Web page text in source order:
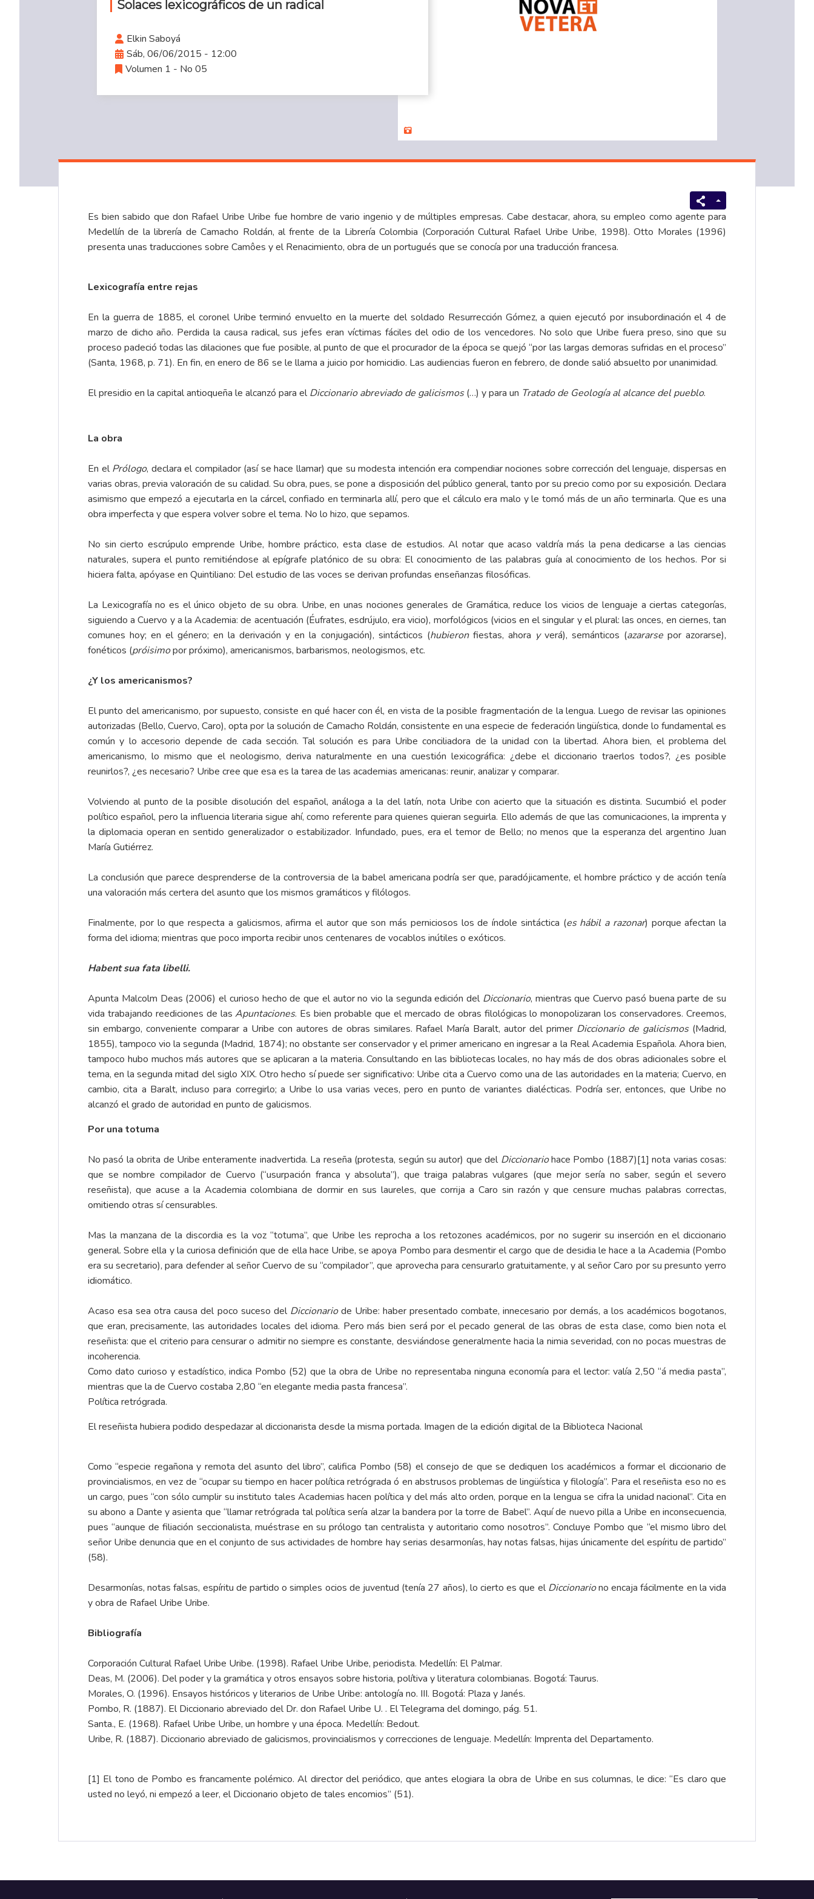
Solaces lexicográficos de un radical
Elkin Saboyá
Sáb, 06/06/2015 - 12:00
Volumen 1 - No 05
Es bien sabido que don Rafael Uribe Uribe fue hombre de vario ingenio y de múltiples empresas. Cabe destacar, ahora, su empleo como agente para
Medellín de la librería de Camacho Roldán, al frente de la Librería Colombia (Corporación Cultural Rafael Uribe Uribe, 1998). Otto Morales (1996)
presenta unas traducciones sobre Camôes y el Renacimiento, obra de un portugués que se conocía por una traducción francesa.
Lexicografía entre rejas
En la guerra de 1885, el coronel Uribe terminó envuelto en la muerte del soldado Resurrección Gómez, a quien ejecutó por insubordinación el 4 de
marzo de dicho año. Perdida la causa radical, sus jefes eran víctimas fáciles del odio de los vencedores. No solo que Uribe fuera preso, sino que su
proceso padeció todas las dilaciones que fue posible, al punto de que el procurador de la época se quejó “por las largas demoras sufridas en el proceso”
(Santa, 1968, p. 71). En fin, en enero de 86 se le llama a juicio por homicidio. Las audiencias fueron en febrero, de donde salió absuelto por unanimidad.
El presidio en la capital antioqueña le alcanzó para elDiccionario abreviado de galicismos(…) y para un Tratado de Geología al alcance del pueblo.
La obra
En elPrólogo, declara el compilador (así se hace llamar) que su modesta intención era compendiar nociones sobre corrección del lenguaje, dispersas en
varias obras, previa valoración de su calidad. Su obra, pues, se pone a disposición del público general, tanto por su precio como por su exposición. Declara
asimismo que empezó a ejecutarla en la cárcel, confiado en terminarla allí, pero que el cálculo era malo y le tomó más de un año terminarla. Que es una
obra imperfecta y que espera volver sobre el tema. No lo hizo, que sepamos.
No sin cierto escrúpulo emprende Uribe, hombre práctico, esta clase de estudios. Al notar que acaso valdría más la pena dedicarse a las ciencias
naturales, supera el punto remitiéndose al epígrafe platónico de su obra: El conocimiento de las palabras guía al conocimiento de los hechos. Por si
hiciera falta, apóyase en Quintiliano: Del estudio de las voces se derivan profundas enseñanzas filosóficas.
La Lexicografía no es el único objeto de su obra. Uribe, en unas nociones generales de Gramática, reduce los vicios de lenguaje a ciertas categorías,
siguiendo a Cuervo y a la Academia: de acentuación (Éufrates, esdrújulo, era vicio), morfológicos (vicios en el singular y el plural: las onces, en ciernes, tan
comunes hoy; en el género; en la derivación y en la conjugación), sintácticos (hubieronfiestas, ahora yverá), semánticos (azararsepor azorarse),
fonéticos (próisimopor próximo), americanismos, barbarismos, neologismos, etc.
¿Y los americanismos?
El punto del americanismo, por supuesto, consiste en qué hacer con él, en vista de la posible fragmentación de la lengua. Luego de revisar las opiniones
autorizadas (Bello, Cuervo, Caro), opta por la solución de Camacho Roldán, consistente en una especie de federación lingüística, donde lo fundamental es
común y lo accesorio depende de cada sección. Tal solución es para Uribe conciliadora de la unidad con la libertad. Ahora bien, el problema del
americanismo, lo mismo que el neologismo, deriva naturalmente en una cuestión lexicográfica: ¿debe el diccionario traerlos todos?, ¿es posible
reunirlos?, ¿es necesario? Uribe cree que esa es la tarea de las academias americanas: reunir, analizar y comparar.
Volviendo al punto de la posible disolución del español, análoga a la del latín, nota Uribe con acierto que la situación es distinta. Sucumbió el poder
político español, pero la influencia literaria sigue ahí, como referente para quienes quieran seguirla. Ello además de que las comunicaciones, la imprenta y
la diplomacia operan en sentido generalizador o estabilizador. Infundado, pues, era el temor de Bello; no menos que la esperanza del argentino Juan
María Gutiérrez.
La conclusión que parece desprenderse de la controversia de la babel americana podría ser que, paradójicamente, el hombre práctico y de acción tenía
una valoración más certera del asunto que los mismos gramáticos y filólogos.
Finalmente, por lo que respecta a galicismos, afirma el autor que son más perniciosos los de índole sintáctica (es hábil a razonar) porque afectan la
forma del idioma; mientras que poco importa recibir unos centenares de vocablos inútiles o exóticos.
Habent sua fata libelli.
Apunta Malcolm Deas (2006) el curioso hecho de que el autor no vio la segunda edición del Diccionario, mientras que Cuervo pasó buena parte de su
vida trabajando reediciones de lasApuntaciones. Es bien probable que el mercado de obras filológicas lo monopolizaran los conservadores. Creemos,
sin embargo, conveniente comparar a Uribe con autores de obras similares. Rafael María Baralt, autor del primer Diccionario de galicismos(Madrid,
1855), tampoco vio la segunda (Madrid, 1874); no obstante ser conservador y el primer americano en ingresar a la Real Academia Española. Ahora bien,
tampoco hubo muchos más autores que se aplicaran a la materia. Consultando en las bibliotecas locales, no hay más de dos obras adicionales sobre el
tema, en la segunda mitad del siglo XIX. Otro hecho sí puede ser significativo: Uribe cita a Cuervo como una de las autoridades en la materia; Cuervo, en
cambio, cita a Baralt, incluso para corregirlo; a Uribe lo usa varias veces, pero en punto de variantes dialécticas. Podría ser, entonces, que Uribe no
alcanzó el grado de autoridad en punto de galicismos.
Por una totuma
No pasó la obrita de Uribe enteramente inadvertida. La reseña (protesta, según su autor) que del Diccionariohace Pombo (1887)[1] nota varias cosas:
que se nombre compilador de Cuervo (“usurpación franca y absoluta”), que traiga palabras vulgares (que mejor sería no saber, según el severo
reseñista), que acuse a la Academia colombiana de dormir en sus laureles, que corrija a Caro sin razón y que censure muchas palabras correctas,
omitiendo otras sí censurables.
Mas la manzana de la discordia es la voz “totuma”, que Uribe les reprocha a los retozones académicos, por no sugerir su inserción en el diccionario
general. Sobre ella y la curiosa definición que de ella hace Uribe, se apoya Pombo para desmentir el cargo que de desidia le hace a la Academia (Pombo
era su secretario), para defender al señor Cuervo de su “compilador”, que aprovecha para censurarlo gratuitamente, y al señor Caro por su presunto yerro
idiomático.
Acaso esa sea otra causa del poco suceso del Diccionariode Uribe: haber presentado combate, innecesario por demás, a los académicos bogotanos,
que eran, precisamente, las autoridades locales del idioma. Pero más bien será por el pecado general de las obras de esta clase, como bien nota el
reseñista: que el criterio para censurar o admitir no siempre es constante, desviándose generalmente hacia la nimia severidad, con no pocas muestras de
incoherencia.
Como dato curioso y estadístico, indica Pombo (52) que la obra de Uribe no representaba ninguna economía para el lector: valía 2,50 “á media pasta”,
mientras que la de Cuervo costaba 2,80 “en elegante media pasta francesa”.
Política retrógrada.
El reseñista hubiera podido despedazar al diccionarista desde la misma portada. Imagen de la edición digital de la Biblioteca Nacional
Como “especie regañona y remota del asunto del libro”, califica Pombo (58) el consejo de que se dediquen los académicos a formar el diccionario de
provincialismos, en vez de “ocupar su tiempo en hacer política retrógrada ó en abstrusos problemas de lingüística y filología”. Para el reseñista eso no es
un cargo, pues “con sólo cumplir su instituto tales Academias hacen política y del más alto orden, porque en la lengua se cifra la unidad nacional”. Cita en
su abono a Dante y asienta que “llamar retrógrada tal política sería alzar la bandera por la torre de Babel”. Aquí de nuevo pilla a Uribe en inconsecuencia,
pues “aunque de filiación seccionalista, muéstrase en su prólogo tan centralista y autoritario como nosotros”. Concluye Pombo que “el mismo libro del
señor Uribe denuncia que en el conjunto de sus actividades de hombre hay serias desarmonías, hay notas falsas, hijas únicamente del espíritu de partido”
(58).
Desarmonías, notas falsas, espíritu de partido o simples ocios de juventud (tenía 27 años), lo cierto es que elDiccionariono encaja fácilmente en la vida
y obra de Rafael Uribe Uribe.
Bibliografía
Corporación Cultural Rafael Uribe Uribe. (1998). Rafael Uribe Uribe, periodista. Medellín: El Palmar.
Deas, M. (2006). Del poder y la gramática y otros ensayos sobre historia, polítiva y literatura colombianas. Bogotá: Taurus.
Morales, O. (1996). Ensayos históricos y literarios de Uribe Uribe: antología no. III. Bogotá: Plaza y Janés.
Pombo, R. (1887). El Diccionario abreviado del Dr. don Rafael Uribe U. . El Telegrama del domingo, pág. 51.
Santa., E. (1968). Rafael Uribe Uribe, un hombre y una época. Medellín: Bedout.
Uribe, R. (1887). Diccionario abreviado de galicismos, provincialismos y correcciones de lenguaje. Medellín: Imprenta del Departamento.
[1] El tono de Pombo es francamente polémico. Al director del periódico, que antes elogiara la obra de Uribe en sus columnas, le dice: “Es claro que
usted no leyó, ni empezó a leer, el Diccionario objeto de tales encomios” (51).